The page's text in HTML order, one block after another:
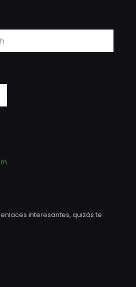
interesantes, quizás te